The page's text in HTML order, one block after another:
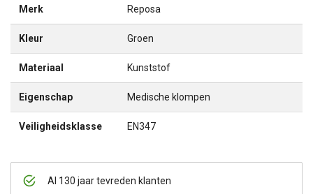
Al 130 jaar tevreden klanten
Merk Reposa
Kleur Groen
Materiaal Kunststof
Eigenschap Medische klompen
Veiligheidsklasse EN347